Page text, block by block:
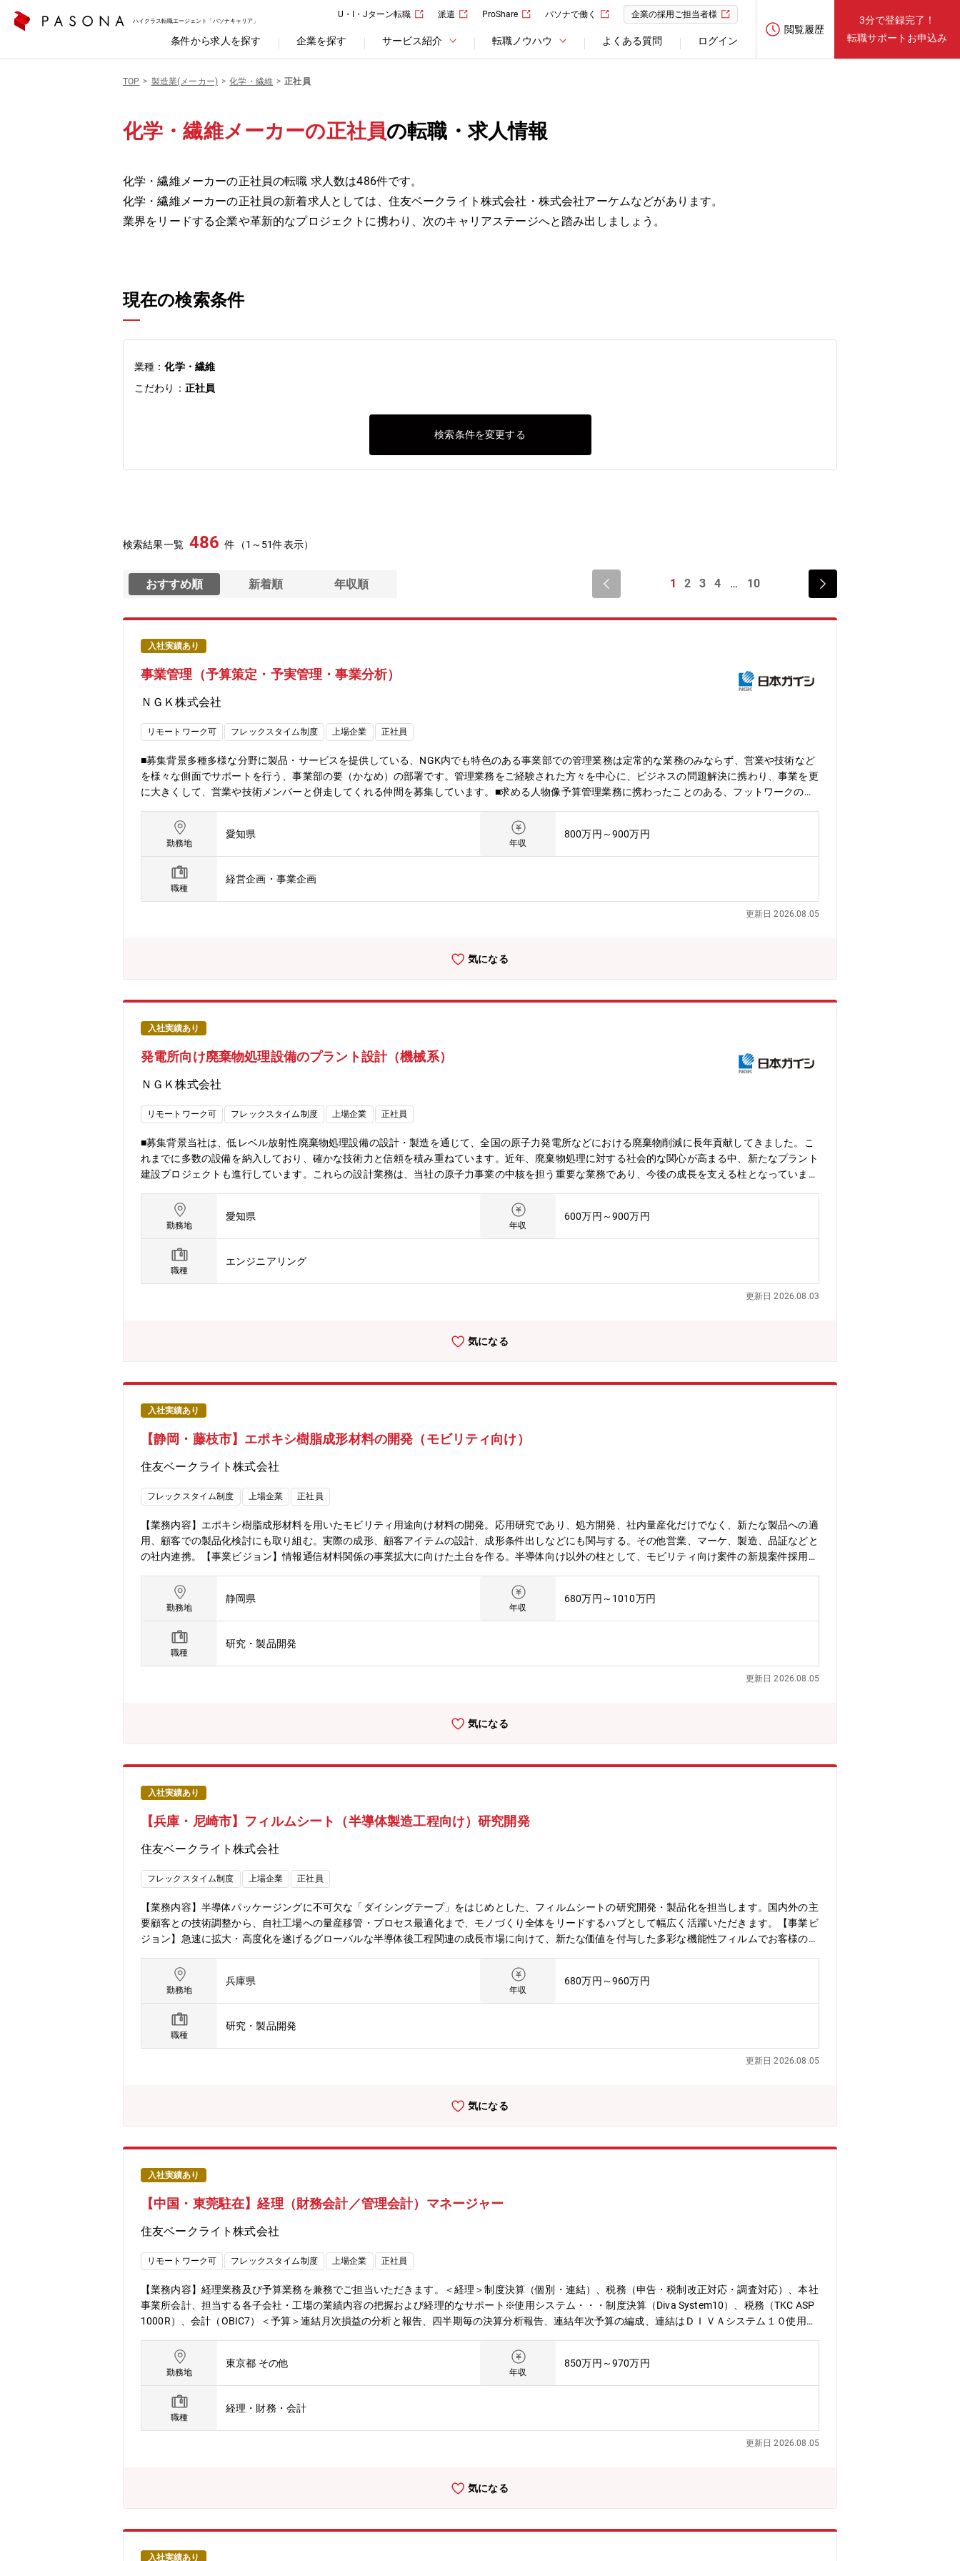
ハイクラス転職エージェント「パソナキャリア」
U・I・Jターン転職 派遣 ProShare パソナで働く 企業の採用ご担当者様
条件から求人を探す 企業を探す サービス紹介 転職ノウハウ よくある質問 ログイン
閲覧履歴
3分で登録完了！
転職サポートお申込み
TOP 製造業(メーカー) 化学・繊維 正社員
化学・繊維メーカーの正社員の転職・求人情報
化学・繊維メーカーの正社員の転職 求人数は486件です。
化学・繊維メーカーの正社員の新着求人としては、住友ベークライト株式会社・株式会社アーケムなどがあります。
業界をリードする企業や革新的なプロジェクトに携わり、次のキャリアステージへと踏み出しましょう。
現在の検索条件
業種：化学・繊維
こだわり： 正社員
検索条件を変更する
検索結果一覧 486 件（1～51件表示）
おすすめ順 新着順 年収順 1 2 3 4 10
入社実績あり
事業管理（予算策定・予実管理・事業分析）
ＮＧＫ株式会社
リモートワーク可 フレックスタイム制度 上場企業 正社員
■募集背景多種多様な分野に製品・サービスを提供している、NGK内でも特色のある事業部での管理業務は定常的な業務のみならず、営業や技術など
を様々な側面でサポートを行う、事業部の要（かなめ）の部署です。管理業務をご経験された方々を中心に、ビジネスの問題解決に携わり、事業を更
に大きくして、営業や技術メンバーと併走してくれる仲間を募集しています。■求める人物像予算管理業務に携わったことのある、フットワークの軽
もとにした改善やよりビジネス大きくするためのサポートがミッションです。事業部内のみならず、本社部門（財務・人事・法務など）と連携を取る
ことが多く、社内の人脈を幅広く作れることができます。また、人脈のみならず幅広い知識・経験を積むことができ、ビジネスパーソンとしての幅も
広がります。当事業部は電子・化学・医薬など幅広い産業分野に各種装置・サービスを提供するビジネス展開を行っております。具体的には、電子部
品を製造する加熱装置や、化学品を扱う耐蝕機器製品、また、医薬（薬）を製造するために必須となる医薬用水設備などの装置やサービスを提供して
おります。各業界でのニッチトップを目指し、最先端のモノづくりや社会の環境ニーズに応える製品を幅広い産業分野に提供しています。■職務の概
要※上記職務の特色と同様参考：https://www.ngk.co.jp/product/search-business/industrial/■業務の詳細・製品系列の予算作成・製品系列の実績管
勤務地
愛知県
年収
800万円～900万円
職種
経営企画・事業企画
更新日 2026.08.05
気になる
入社実績あり
発電所向け廃棄物処理設備のプラント設計（機械系）
ＮＧＫ株式会社
リモートワーク可 フレックスタイム制度 上場企業 正社員
■募集背景当社は、低レベル放射性廃棄物処理設備の設計・製造を通じて、全国の原子力発電所などにおける廃棄物削減に長年貢献してきました。こ
れまでに多数の設備を納入しており、確かな技術力と信頼を積み重ねています。近年、廃棄物処理に対する社会的な関心が高まる中、新たなプラント
建設プロジェクトも進行しています。これらの設計業務は、当社の原子力事業の中核を担う重要な業務であり、今後の成長を支える柱となっていま
きる仕事に挑戦したい方も歓迎いたします。※低レベル放射性廃棄物とは、原子力発電所内の作業で発生する作業着やウエスなど、施設の維持・管理
に伴って生じる廃棄物を指します。これらは原子力事業者の責任のもとで適切に処分が進められており、作業に従事する方々は「電離放射線障害防止
規則」に基づいて厳格に管理されています。安全性が確保された環境で、安心して業務に取り組んでいただけます。■求める人物像当社では、お客様
や協力会社など社外の関係者とも積極的にコミュニケーションを取りながら、前向きに業務を進めていける方を求めています。プロジェクトを円滑に
進めるためには、関係者との信頼関係の構築や、状況に応じた柔軟な対応力が欠かせません。そうした場面でも臆することなく、粘り強く取り組める
方、そして即戦力として活躍していただける方を歓迎します。「人と関わることが好き」「責任ある仕事に挑戦したい」「チームで成果を出すことに
やりがいを感じる」そんな思いをお持ちの方は、ぜひご応募ください。■職務の特色当社は、低レベル放射性廃棄物処理分野において40年以上の実績
発電所から排出される廃棄物は増加傾向にあり、それに伴い焼却・溶融・圧縮といった処理設備の需要も高まっています。当社はこれらのニーズに的
また、新設プラントの建設プロジェクトに携わることで、設計から現場試運転までの一連の業務を経験できる点も、技術者としてのスキルアップに大
の原子力発電所向けに新たに建設される低レベル放射性廃棄物処理設備プラントにおいて、設計から現場試運転までを一貫して対応しており、プロジ
るのは「機械設計者」です。機械設計者は、設備の構想段階から現地での立ち上げまで携わることで、高度な専門知識と実践的な技術力を習得でき、
技術者として大きく成長できるポジションです。当社の低レベル放射性廃棄物処理設備は、セラミックフィルターなどの長年培ったセラミック技術を
応用し、放射性物質を外部に出さずに、廃棄物の処理を可能にしています。特に竪型円筒炉は、全国すべての原子力発電所に納入されており、高い稼
動実績を誇っています。また、原子力発電所で発生する可燃物や不燃物などのさまざまな廃棄物に対応するため、当社は、低レベル放射性廃棄物処理
設備の豊富なラインアップを有しており、処理対象物に合った設備の提案が可能です。「機械設計」のご経験を活かしつつ、当社の豊富なラインアッ
プの設備の設計に取り組んでいただける方を募集しております。
勤務地
愛知県
年収
600万円～900万円
職種
エンジニアリング
更新日 2026.08.03
気になる
入社実績あり
【静岡・藤枝市】エポキシ樹脂成形材料の開発（モビリティ向け）
住友ベークライト株式会社
フレックスタイム制度 上場企業 正社員
【業務内容】エポキシ樹脂成形材料を用いたモビリティ用途向け材料の開発。応用研究であり、処方開発、社内量産化だけでなく、新たな製品への適
用、顧客での製品化検討にも取り組む。実際の成形、顧客アイテムの設計、成形条件出しなどにも関与する。その他営業、マーケ、製造、品証などと
の社内連携。【事業ビジョン】情報通信材料関係の事業拡大に向けた土台を作る。半導体向け以外の柱として、モビリティ向け案件の新規案件採用。
外含め300名程度＊勤務地となる静岡は5名程度。ベテランが在籍。＜雰囲気＞社内外とのコミュニケーションが多く、明るい雰囲気【募集背景】欠
員補充のため。【働き方】〇残業：平均約20時間／月〇出張：あり （1回/月程度、主に国内）〇転勤：当面は無し（将来的には国内外の転勤の可
能性あり）【キャリア】モビリティ向け開発検討に取り組んでいただきます。将来的には関連部門、および他部門への異動の可能性があります。【仕
事上のやりがい】材料開発だけでなく、製品形状や成形工法を含めた提案ができる。エポキシ樹脂成形材料の専門性を深めながら、応用技術、成形技
術も身につく。新規用途開発や高機能化テーマに関与できる。【仕事上の難しさ、大変さ】新製品に対する当社材の適用、他工法との差別化。成形、
モノづくりの難しさ。
勤務地
静岡県
年収
680万円～1010万円
職種
研究・製品開発
更新日 2026.08.05
気になる
入社実績あり
【兵庫・尼崎市】フィルムシート（半導体製造工程向け）研究開発
住友ベークライト株式会社
フレックスタイム制度 上場企業 正社員
【業務内容】半導体パッケージングに不可欠な「ダイシングテープ」をはじめとした、フィルムシートの研究開発・製品化を担当します。国内外の主
要顧客との技術調整から、自社工場への量産移管・プロセス最適化まで、モノづくり全体をリードするハブとして幅広く活躍いただきます。【事業ビ
ジョン】急速に拡大・高度化を遂げるグローバルな半導体後工程関連の成長市場に向けて、新たな価値を付与した多彩な機能性フィルムでお客様のう
２名）＜部署の雰囲気＞社内外とのコミュニケーションが多く、相談しやすい環境でざっくばらんに話が出来る。また、20～50代の幅広い年齢層で
技術色が強く、新製品を開発するやりがいのある部署。社員同士が仕事以外でも共通の趣味などを通し、交流がある親しみやすい職場。【募集背景】
事業拡大による増員【キャリア】将来、半導体プロセス材料開発リーダーとしての活躍を期待する。（研究開発の専門性を深めつつ、将来的なチーム
マネジメントや他部門との連携なども視野に入れる）【働き方】〇残業：平均10～20時間程度〇出張：有り （2～6回/年程度 国内・海外）〇転
勤：当面は尼崎事業所での勤務となりますが、将来的に国内外の拠点への転勤の可能性があります。転勤は自己申告制度により希望を考慮します。
【身につくスキル・やりがい】目覚ましい発展を遂げる半導体技術を支えるキーマテリアル開発に携わり、材料開発に留まらず、自身が提案するプロ
セスが実用化されるなど半導体プロセスの発展に寄与することができる。また、粘着剤の組成・配合設計、高分子材料の高度な評価・解析技術だけで
められるが、自分が設計したものが量産化される喜びを感じることができる
勤務地
兵庫県
年収
680万円～960万円
職種
研究・製品開発
更新日 2026.08.05
気になる
入社実績あり
【中国・東莞駐在】経理（財務会計／管理会計）マネージャー
住友ベークライト株式会社
リモートワーク可 フレックスタイム制度 上場企業 正社員
【業務内容】経理業務及び予算業務を兼務でご担当いただきます。＜経理＞制度決算（個別・連結）、税務（申告・税制改正対応・調査対応）、本社
事業所会計、担当する各子会社・工場の業績内容の把握および経理的なサポート※使用システム・・・制度決算（Diva System10）、税務（TKC ASP
1000R）、会計（OBIC7）＜予算＞連結月次損益の分析と報告、四半期毎の決算分析報告、連結年次予算の編成、連結はＤＩＶＡシステム１０使用、
社・工場の業績内容の把握および経理的なサポート【勤務地について】入社して3カ月程度は本社で研修の上、中国広東省東莞の子会社の経理財務責
任者として５年程度勤務予定。（本人希望により５年以上も可、なお東莞では会社隣接の日本人寮に入居）【配属部署】経理企画本部 経理部 兼
予算部【組織ミッション】・財務諸表作成ルールに沿って会社の業績を適正に把握し、経営層および社外のステークホルダーに対し必要な財務情報を
タイムリーに提供する。・月次、四半期および年次業績分析を通して会社の業績上の課題を洗い出し、経営層に対し改善提言を行う。・会社の事業方
針に沿った年次予算などの経営計画を編成し、計画に対する実績進捗状況を管理し、計画達成に向けた各種提言を行う。【組織構成】＜経理部＞11
名 部長1名、管理職2名、部員8名＜予算部＞6名 部長1名、管理職2名、部員3名≪部署の雰囲気／その他≫・社内および関係会社、監査法人とは
コミュニケーションが多く、若くても自分の担当業務を持ち、分担業務のローテーションも考えられている。・改善提案や新たな業務アイデアがあれ
が経理部門で活躍中。【キャリア】・決算または税務担当者としての経験を積んだ後、その働きぶりによって将来は海外あるいは国内拠点の経理マネ
であり、当社の社会における評価に影響することから、責任とともに大きなやりがいのある仕事でもある。国内の会計基準・税務だけでなく、国際会
勤務地
東京都 その他
年収
850万円～970万円
職種
経理・財務・会計
更新日 2026.08.05
気になる
入社実績あり